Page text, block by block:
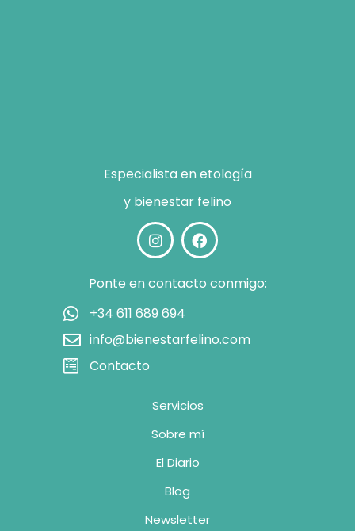
Especialista en etología
y bienestar felino
Ponte en contacto conmigo:
+34 611 689 694
info@bienestarfelino.com
Contacto
Servicios
Sobre mí
El Diario
Blog
Newsletter